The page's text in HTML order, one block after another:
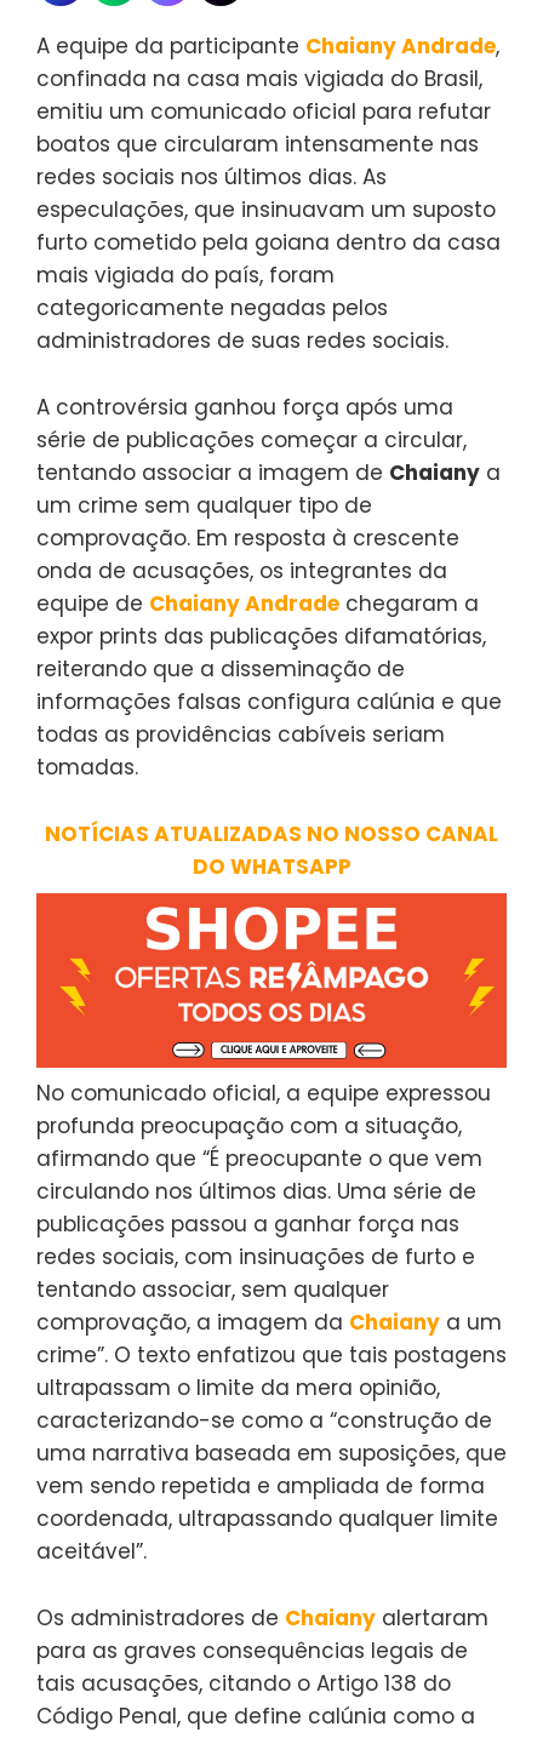
A equipe da participante Chaiany Andrade,
confinada na casa mais vigiada do Brasil,
emitiu um comunicado oficial para refutar
boatos que circularam intensamente nas
redes sociais nos últimos dias. As
especulações, que insinuavam um suposto
furto cometido pela goiana dentro da casa
mais vigiada do país, foram
categoricamente negadas pelos
administradores de suas redes sociais.
A controvérsia ganhou força após uma
série de publicações começar a circular,
tentando associar a imagem de Chaiany a
um crime sem qualquer tipo de
comprovação. Em resposta à crescente
onda de acusações, os integrantes da
equipe de Chaiany Andrade chegaram a
expor prints das publicações difamatórias,
reiterando que a disseminação de
informações falsas configura calúnia e que
todas as providências cabíveis seriam
tomadas.
NOTÍCIAS ATUALIZADAS NO NOSSO CANAL
DO WHATSAPP
No comunicado oficial, a equipe expressou
profunda preocupação com a situação,
afirmando que “É preocupante o que vem
circulando nos últimos dias. Uma série de
publicações passou a ganhar força nas
redes sociais, com insinuações de furto e
tentando associar, sem qualquer
comprovação, a imagem da Chaiany a um
crime”. O texto enfatizou que tais postagens
ultrapassam o limite da mera opinião,
caracterizando-se como a “construção de
uma narrativa baseada em suposições, que
vem sendo repetida e ampliada de forma
coordenada, ultrapassando qualquer limite
aceitável”.
Os administradores de Chaiany alertaram
para as graves consequências legais de
tais acusações, citando o Artigo 138 do
Código Penal, que define calúnia como a